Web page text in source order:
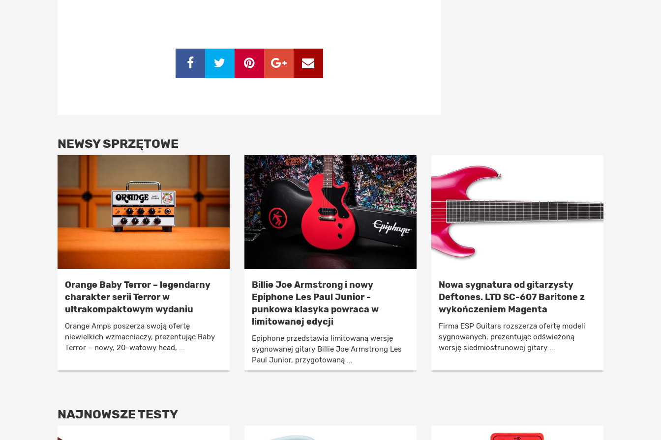
NEWSY SPRZĘTOWE
Orange Baby Terror – legendarny
charakter serii Terror w
ultrakompaktowym wydaniu
Orange Amps poszerza swoją ofertę
niewielkich wzmacniaczy, prezentując Baby
Terror – nowy, 20-watowy head, ...
Billie Joe Armstrong i nowy
Epiphone Les Paul Junior -
punkowa klasyka powraca w
limitowanej edycji
Epiphone przedstawia limitowaną wersję
sygnowanej gitary Billie Joe Armstrong Les
Paul Junior, przygotowaną ...
Nowa sygnatura od gitarzysty
Deftones. LTD SC-607 Baritone z
wykończeniem Magenta
Firma ESP Guitars rozszerza ofertę modeli
sygnowanych, prezentując odświeżoną
wersję siedmiostrunowej gitary ...
NAJNOWSZE TESTY